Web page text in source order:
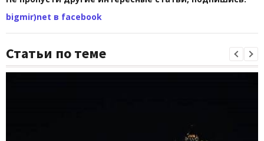
bigmir)net в facebook
Статьи по теме